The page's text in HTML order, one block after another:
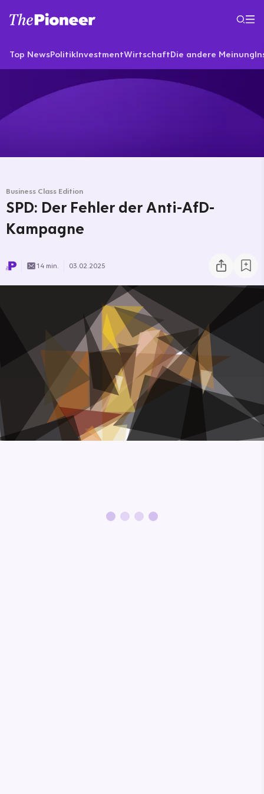
Top NewsPolitikInvestmentWirtschaftDie andere Meinung
Business Class Edition
SPD: Der Fehler der Anti-AfD-
Kampagne
14 min. 03.02.2025